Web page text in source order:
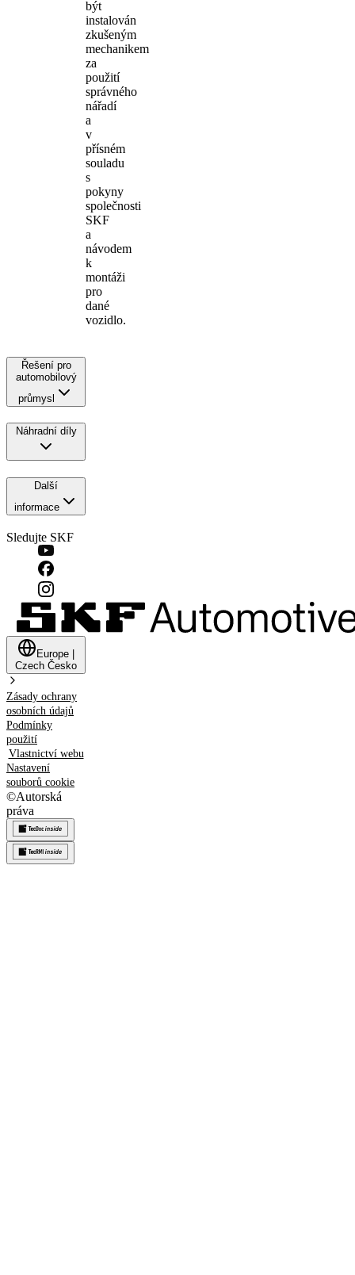
být
instalován
zkušeným
mechanikem
za
použití
správného
nářadí
a
v
přísném
souladu
s
pokyny
společnosti
SKF
a
návodem
k
montáži
pro
dané
vozidlo.
Řešení pro
automobilový
průmysl
Náhradní díly
Další
informace
Sledujte SKF
Europe
Czech Česko
Zásady ochrany
osobních údajů
Podmínky
použití
Vlastnictví webu
Nastavení
souborů cookie
©Autorská
práva